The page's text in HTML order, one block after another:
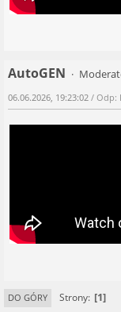
AutoGEN
06.06.2026, 19:23:02 / Odp:
DO GÓRY Strony 1